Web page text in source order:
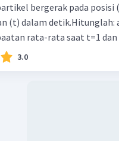
bergerak pada
(t) dalam detik.Hitunglah:
rata-rata saat t=1
3.0